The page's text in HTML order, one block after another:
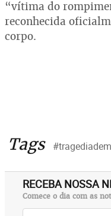
“vítima do
reconhecida
corpo.
Tags
RECEBA NOSSA
Comece o dia com as